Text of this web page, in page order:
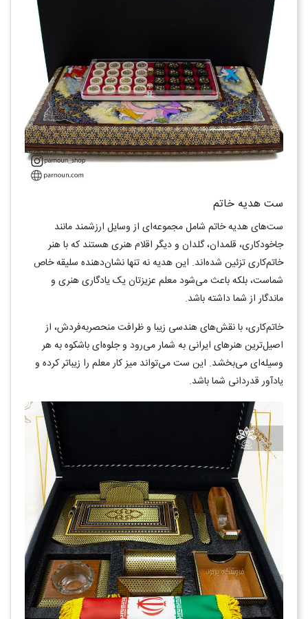
ست هدیه خاتم
ست‌های هدیه خاتم شامل مجموعه‌ای از وسایل ارزشمند مانند
جاخودکاری، قلمدان، گلدان و دیگر اقلام هنری هستند که با هنر
خاتم‌کاری تزئین شده‌اند. این هدیه نه ‌تنها نشان‌دهنده سلیقه خاص
شماست، بلکه باعث می‌شود معلم عزیزتان یک یادگاری هنری و
ماندگار از شما داشته باشد.
خاتم‌کاری، با نقش‌های هندسی زیبا و ظرافت منحصربه‌فردش، از
اصیل‌ترین هنرهای ایرانی به شمار می‌رود و جلوه‌ای باشکوه به هر
وسیله‌ای می‌بخشد. این ست می‌تواند میز کار معلم را زیباتر کرده و
یادآور قدردانی شما باشد.